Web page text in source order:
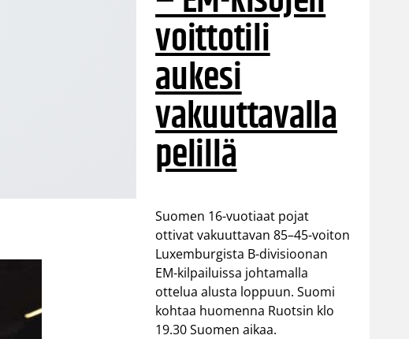
voittotili
aukesi
vakuuttavalla
pelillä
Suomen 16-vuotiaat pojat
ottivat vakuuttavan 85–45-voiton
Luxemburgista B-divisioonan
EM-kilpailuissa johtamalla
ottelua alusta loppuun. Suomi
kohtaa huomenna Ruotsin klo
19.30 Suomen aikaa.